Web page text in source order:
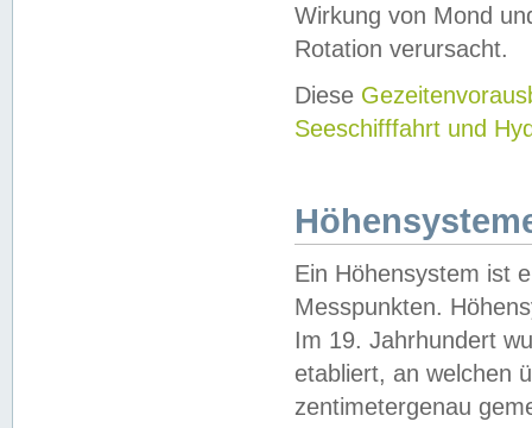
Wirkung von Mond
Rotation verursacht.
Diese
Seeschifffahrt und
Ein Höhensystem ist
Messpunkten.
Im 19. Jahrhundert
etabliert, an welchen
zentimetergenau